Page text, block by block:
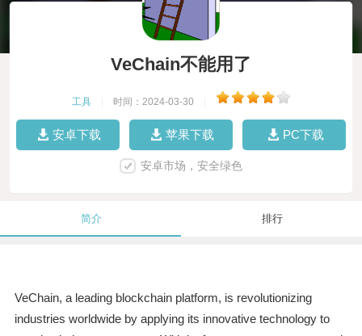
VeChain不能用了
工具 时间：2024-03-30
安卓下载 苹果下载 PC下载
安卓市场，安全绿色
简介 排行
VeChain, a leading blockchain platform, is revolutionizing
industries worldwide by applying its innovative technology to